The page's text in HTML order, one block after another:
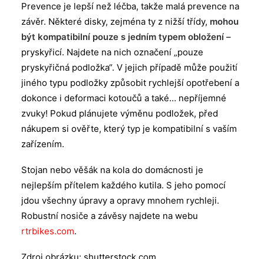
Prevence je lepší než léčba, takže malá prevence na
závěr. Některé disky, zejména ty z nižší třídy, mohou
být kompatibilní pouze s jedním typem obložení –
pryskyřicí. Najdete na nich označení „pouze
pryskyřičná podložka“. V jejich případě může použití
jiného typu podložky způsobit rychlejší opotřebení a
dokonce i deformaci kotoučů a také… nepříjemné
zvuky! Pokud plánujete výměnu podložek, před
nákupem si ověřte, který typ je kompatibilní s vaším
zařízením.
Stojan nebo věšák na kola do domácnosti je
nejlepším přítelem každého kutila. S jeho pomocí
jdou všechny úpravy a opravy mnohem rychleji.
Robustní nosiče a závěsy najdete na webu
rtrbikes.com.